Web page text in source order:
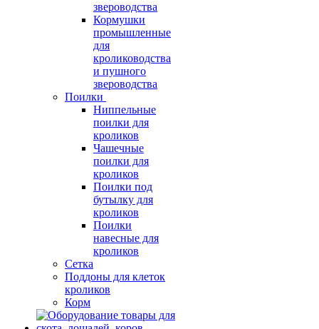
звероводства
Кормушки
промышленные
для
кролиководства
и пушного
звероводства
Поилки
Ниппельные
поилки для
кроликов
Чашечные
поилки для
кроликов
Поилки под
бутылку для
кроликов
Поилки
навесные для
кроликов
Сетка
Поддоны для клеток
кроликов
Корм